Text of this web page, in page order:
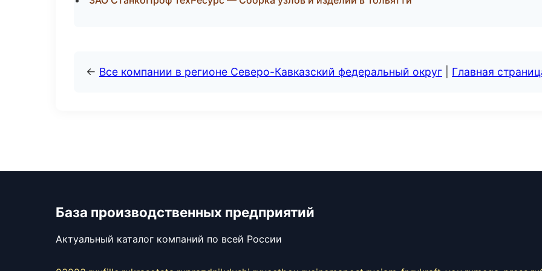
← Все компании в регионе Северо-Кавказский федеральный округ Главная
База производственных предприятий
Актуальный каталог компаний по всей России